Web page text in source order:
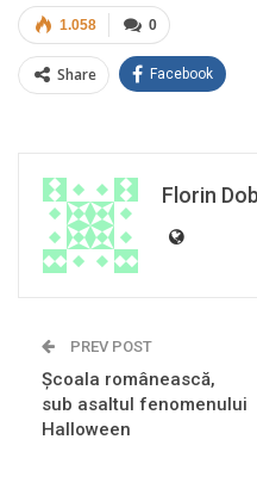
0
1.058
Share Facebook
Florin
PREV POST
Şcoala românească,
sub asaltul fenomenului
Halloween